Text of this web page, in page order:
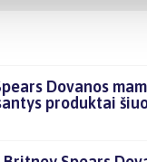
Dovanos
produktai